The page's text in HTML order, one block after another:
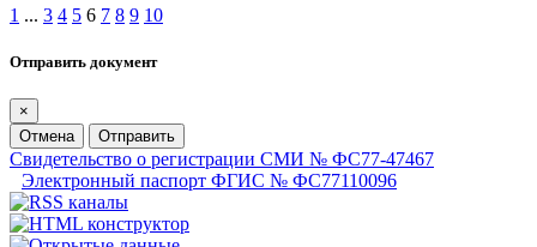
1 ... 3 4 5 6 7 8 9 10
Отправить документ
×
Отмена
Отправить
Свидетельство о регистрации СМИ № ФС77-47467
Электронный паспорт ФГИС № ФС77110096